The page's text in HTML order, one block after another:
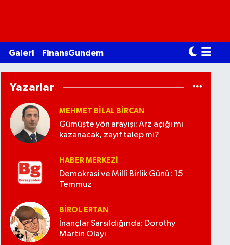
Galeri FinansGundem
Yazarlar
MEHMET BILAL BİRCAN
Gümüşte yön arayışı: Arz açığı mı
kazanacak, zayıf talep mi?
HABER MERKEZI
Demokrasi ve Millî Birlik Günü : 15
Temmuz
BIROL ERTAN
İnançlar Sarsıldığında: Dorothy
Martin Olayı